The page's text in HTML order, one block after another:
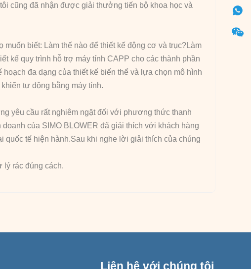
cũng đã nhận được giải thưởng tiến bộ khoa học và
biết: Làm thế nào để thiết kế động cơ và trục?Làm
kế quy trình hỗ trợ máy tính CAPP cho các thành phần
đa dạng của thiết kế biến thể và lựa chọn mô hình
tự động bằng máy tính.
yêu cầu rất nghiêm ngặt đối với phương thức thanh
của SIMO BLOWER đã giải thích với khách hàng
tế hiện hành.Sau khi nghe lời giải thích của chúng
lý rác đúng cách.
Liên hệ với chúng tôi